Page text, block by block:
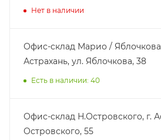
Нет в наличии
Офис-склад Марио / Яблочкова
Астрахань, ул. Яблочкова, 38
Есть в наличии: 40
Офис-склад Н.Островского, г.
Островского, 55